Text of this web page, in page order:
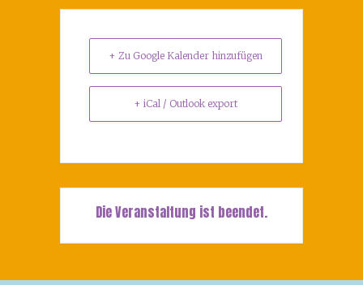
+ Zu Google Kalender hinzufügen
+ iCal / Outlook export
Die Veranstaltung ist beendet.